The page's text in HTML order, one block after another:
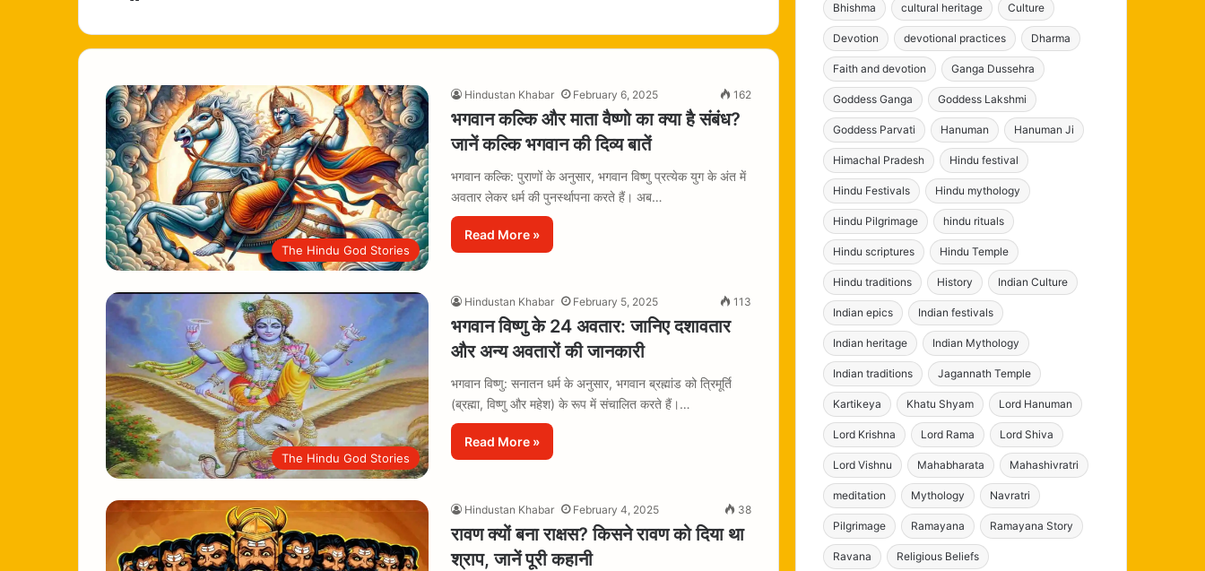
The Hindu God Stories
Hindustan Khabar February 6, 2025 162
भगवान कल्कि और माता वैष्णो का क्या है संबंध?
जानें कल्कि भगवान की दिव्य बातें
भगवान कल्कि: पुराणों के अनुसार, भगवान विष्णु प्रत्येक युग के अंत में
अवतार लेकर धर्म की पुनर्स्थापना करते हैं। अब…
Read More »
The Hindu God Stories
Hindustan Khabar February 5, 2025 113
भगवान विष्णु के 24 अवतार: जानिए दशावतार
और अन्य अवतारों की जानकारी
भगवान विष्णु: सनातन धर्म के अनुसार, भगवान ब्रह्मांड को त्रिमूर्ति
(ब्रह्मा, विष्णु और महेश) के रूप में संचालित करते हैं।…
Read More »
Hindustan Khabar February 4, 2025 38
रावण क्यों बना राक्षस? किसने रावण को दिया था
श्राप, जानें पूरी कहानी
Bhishma cultural heritage Culture
Devotion devotional practices Dharma
Faith and devotion Ganga Dussehra
Goddess Ganga Goddess Lakshmi
Goddess Parvati Hanuman Hanuman Ji
Himachal Pradesh Hindu festival
Hindu Festivals Hindu mythology
Hindu Pilgrimage hindu rituals
Hindu scriptures Hindu Temple
Hindu traditions History Indian Culture
Indian epics Indian festivals
Indian heritage Indian Mythology
Indian traditions Jagannath Temple
Kartikeya Khatu Shyam Lord Hanuman
Lord Krishna Lord Rama Lord Shiva
Lord Vishnu Mahabharata Mahashivratri
meditation Mythology Navratri
Pilgrimage Ramayana Ramayana Story
Ravana Religious Beliefs